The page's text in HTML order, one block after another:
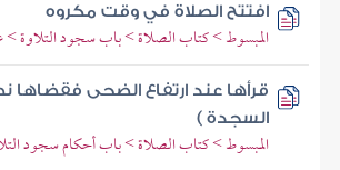
افتتح الصلاة في وقت مكروه
المبسوط > كتاب الصلاة > باب سجود التلاوة
قرأها عند ارتفاع الضحى فقضاها
السجدة )
المبسوط > كتاب الصلاة > باب أحكام سجود